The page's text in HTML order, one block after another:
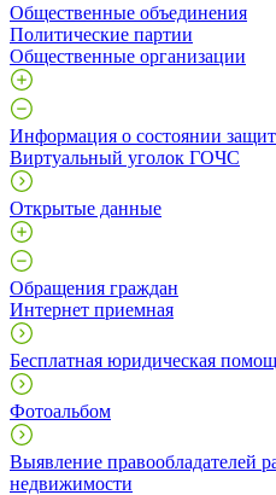
Общественные объединения
Политические партии
Общественные организации
Информация о состоянии
Виртуальный уголок ГОЧС
Открытые данные
Обращения граждан
Интернет приемная
Бесплатная юридическая
Фотоальбом
Выявление правообладателей
недвижимости